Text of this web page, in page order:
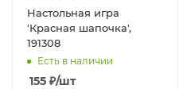
Настольная игра
'Красная шапочка',
191308
Есть в наличии
155 ₽/шт